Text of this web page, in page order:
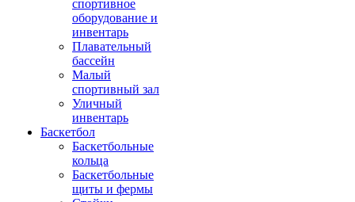
спортивное
оборудование и
инвентарь
Плавательный
бассейн
Малый
спортивный зал
Уличный
инвентарь
Баскетбол
Баскетбольные
кольца
Баскетбольные
щиты и фермы